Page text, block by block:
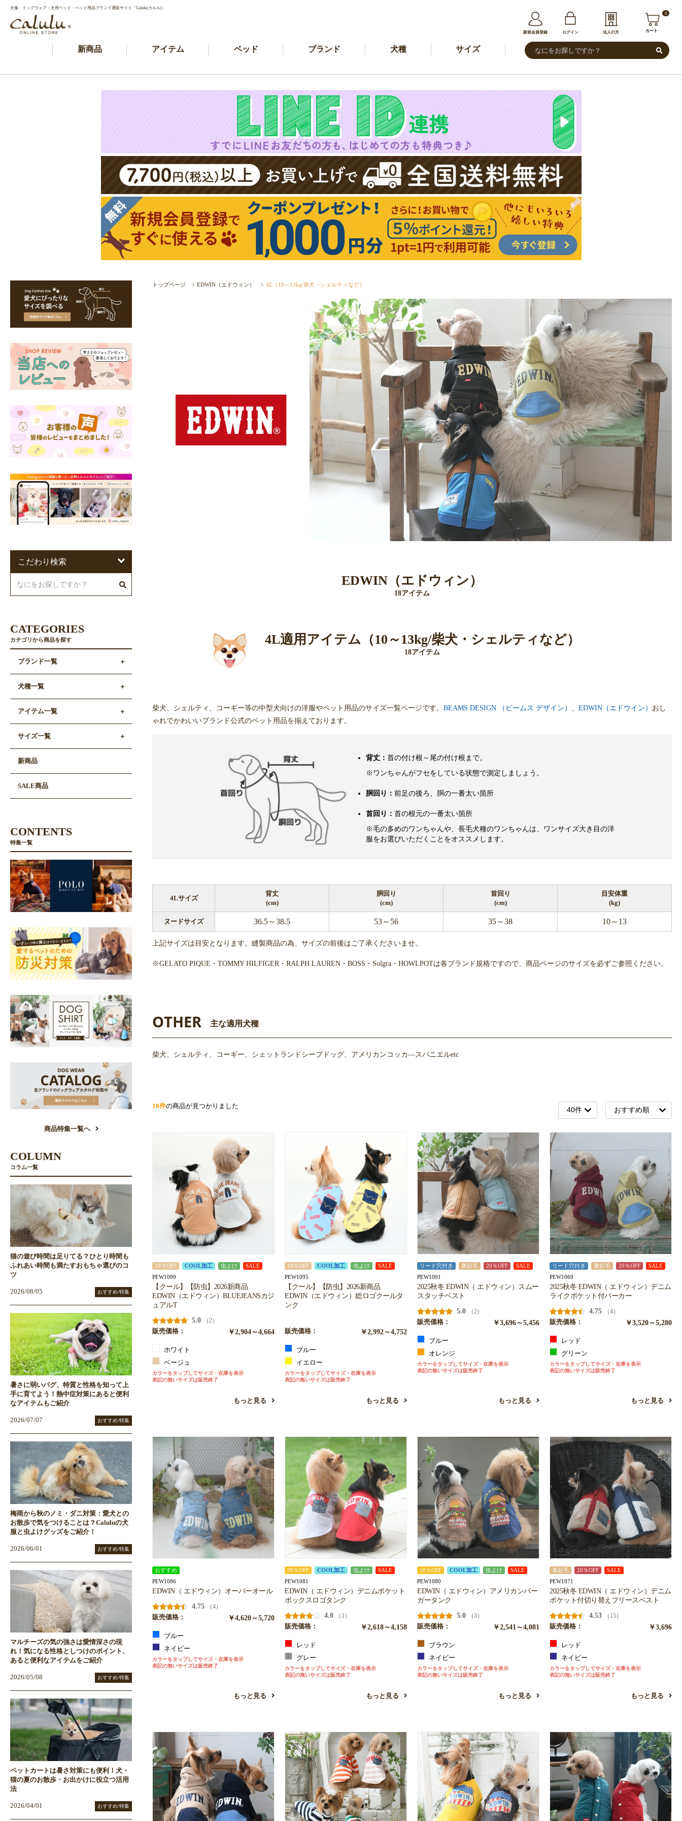
犬服・ドッグウェア・犬用ベッド・ペット用品ブランド通販サイト「Calulu(カルル)」
新規会員登録 ログイン 法人の方
0
カート
新商品 アイテム ベッド ブランド 犬種 サイズ
トップページ EDWIN（エドウィン） 4L（10～13kg/柴犬・シェルティなど）
EDWIN（エドウィン）
18アイテム
4L適用アイテム（10～13kg/柴犬・シェルティなど）
18アイテム
柴犬、シェルティ、コーギー等の中型犬向けの洋服やペット用品のサイズ一覧ページです。 BEAMS DESIGN （ビームス デザイン） EDWIN（エドウイン） おし
ゃれでかわいいブランド公式のペット用品を揃えております。
背丈： 首の付け根～尾の付け根まで。
※ワンちゃんがフセをしている状態で測定しましょう。
胴回り： 前足の後ろ、胴の一番太い箇所
首回り： 首の根元の一番太い箇所
※毛の多めのワンちゃんや、長毛犬種のワンちゃんは、ワンサイズ大き目の洋
服をお選びいただくことをオススメします。
4Lサイズ
背丈
(cm)
胴回り
(cm)
首回り
(cm)
目安体重
(kg)
ヌードサイズ 36.5～38.5 53～56 35～38 10～13
上記サイズは目安となります。縫製商品の為、サイズの前後はご了承くださいませ。
※GELATO PIQUE・TOMMY HILFIGER・RALPH LAUREN・BOSS・Solgra・HOWLPOTは各ブランド規格ですので、商品ページのサイズを必ずご参照ください。
OTHER 主な適用犬種
柴犬、シェルティ、コーギー、シェットランドシープドッグ、アメリカンコッカ―スパニエルetc
18件の商品が見つかりました
10％OFF COOL加工 虫よけ SALE
PEW1099
【クール】【防虫】2026新商品
EDWIN（エドウィン）BLUEJEANSカジ
ュアルT
5.0
（2）
販売価格：
￥2,904～4,664
ホワイト
ベージュ
カラーをタップしてサイズ・在庫を表示
表記の無いサイズは販売終了
もっと見る
10％OFF COOL加工 虫よけ SALE
PEW1095
【クール】【防虫】2026新商品
EDWIN（エドウィン）総ロゴクールタ
ンク
販売価格： ￥2,992～4,752
ブルー
イエロー
カラーをタップしてサイズ・在庫を表示
表記の無いサイズは販売終了
もっと見る
リード穴付き 裏起毛 20％OFF SALE
PEW1091
2025秋冬 EDWIN（ エドウィン）スムー
スタッチベスト
5.0
（2）
販売価格：
￥3,696～5,456
ブルー
オレンジ
カラーをタップしてサイズ・在庫を表示
表記の無いサイズは販売終了
もっと見る
リード穴付き 裏起毛 20％OFF SALE
PEW1069
2025秋冬 EDWIN（ エドウィン）デニム
ライクポケット付パーカー
4.75
（4）
販売価格：
￥3,520～5,280
レッド
グリーン
カラーをタップしてサイズ・在庫を表示
表記の無いサイズは販売終了
もっと見る
おすすめ
PEW1086
EDWIN（ エドウィン）オーバーオール
4.75
（4）
販売価格：
￥4,620～5,720
ブルー
ネイビー
カラーをタップしてサイズ・在庫を表示
表記の無いサイズは販売終了
もっと見る
30％OFF COOL加工 虫よけ SALE
PEW1081
EDWIN（ エドウィン）デニムポケット
ボックスロゴタンク
4.0
（1）
販売価格：
￥2,618～4,158
レッド
グレー
カラーをタップしてサイズ・在庫を表示
表記の無いサイズは販売終了
もっと見る
30％OFF COOL加工 虫よけ SALE
PEW1080
EDWIN（ エドウィン）アメリカンバー
ガータンク
5.0
（3）
販売価格：
￥2,541～4,081
ブラウン
ネイビー
カラーをタップしてサイズ・在庫を表示
表記の無いサイズは販売終了
もっと見る
裏起毛 20％OFF SALE
PEW1071
2025秋冬 EDWIN（ エドウィン）デニム
ポケット付切り替えフリースベスト
4.53
（15）
販売価格：
￥3,696
レッド
ネイビー
カラーをタップしてサイズ・在庫を表示
表記の無いサイズは販売終了
もっと見る
お買い物を続ける カートへ進む
こだわり検索
CATEGORIES
カテゴリから商品を探す
ブランド一覧
犬種一覧
アイテム一覧
サイズ一覧
新商品
SALE商品
CONTENTS
特集一覧
商品特集一覧へ
COLUMN
コラム一覧
猫の遊び時間は足りてる？ひとり時間も
ふれあい時間も満たすおもちゃ選びのコ
ツ
2026/08/05 おすすめ/特集
暑さに弱いパグ、特質と性格を知って上
手に育てよう！熱中症対策にあると便利
なアイテムもご紹介
2026/07/07 おすすめ/特集
梅雨から秋のノミ・ダニ対策：愛犬との
お散歩で気をつけることは？Caluluの犬
服と虫よけグッズをご紹介！
2026/06/01 おすすめ/特集
マルチーズの気の強さは愛情深さの現
れ！気になる性格としつけのポイント、
あると便利なアイテムをご紹介
2026/05/08 おすすめ/特集
ペットカートは暑さ対策にも便利！犬・
猫の夏のお散歩・お出かけに役立つ活用
法
2026/04/01 おすすめ/特集